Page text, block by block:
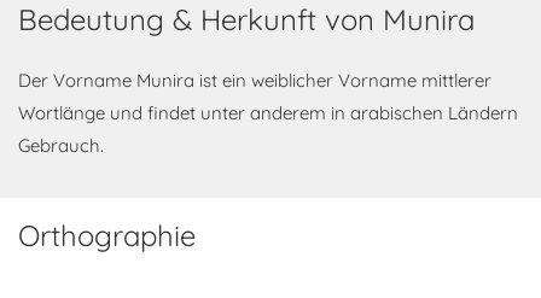
Bedeutung & Herkunft von Munira
Der Vorname Munira ist ein weiblicher Vorname mittlerer
Wortlänge und findet unter anderem in arabischen Ländern
Gebrauch.
Orthographie